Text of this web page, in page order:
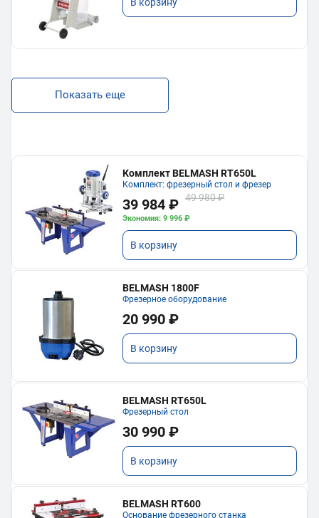
Показать еще
Комплект BELMASH RT650L
Комплект: фрезерный стол и фрезер
39 984 ₽ 49 980 ₽
Экономия: 9 996 ₽
В корзину
BELMASH 1800F
Фрезерное оборудование
20 990 ₽
В корзину
BELMASH RT650L
Фрезерный стол
30 990 ₽
В корзину
BELMASH RT600
Основание фрезерного станка